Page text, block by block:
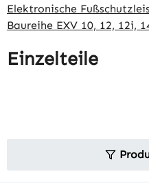
Elektronische
Baureihe EXV 10, 12, 12i,
Einzelteile